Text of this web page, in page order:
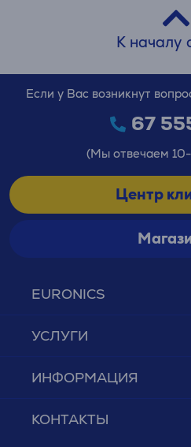
К началу
EURONICS
УСЛУГИ
ИНФОРМАЦИЯ
КОНТАКТЫ
Если у Вас возникнут
67
(Мы отвечаем
Центр